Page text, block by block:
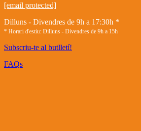
[email protected]
Dilluns - Divendres de 9h a 17:30h *
* Horari d'estiu: Dilluns - Divendres de 9h a 15h
Subscriu-te al butlletí!
FAQs